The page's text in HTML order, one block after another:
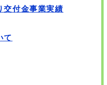
交付金事業実績
て